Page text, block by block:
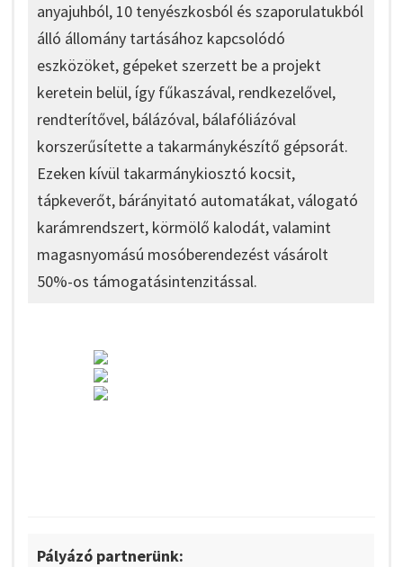
anyajuhból, 10 tenyészkosból és szaporulatukból
álló állomány tartásához kapcsolódó
eszközöket, gépeket szerzett be a projekt
keretein belül, így fűkaszával, rendkezelővel,
rendterítővel, bálázóval, bálafóliázóval
korszerűsítette a takarmánykészítő gépsorát.
Ezeken kívül takarmánykiosztó kocsit,
tápkeverőt, bárányitató automatákat, válogató
karámrendszert, körmölő kalodát, valamint
magasnyomású mosóberendezést vásárolt
50%-os támogatásintenzitással.
Pályázó partnerünk: